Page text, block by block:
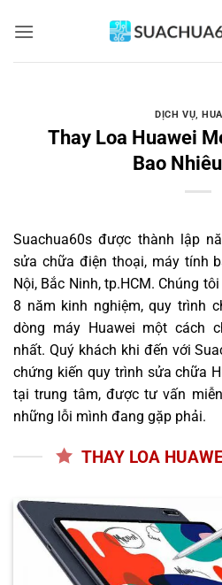
qua
DỊCH VỤ,
Thay Loa Huawei
Bao
Suachua60s được thành lập
sửa chữa điện thoại, máy tính
Nội, Bắc Ninh, tp.HCM. Chúng
8 năm kinh nghiệm, quy trình
dòng máy Huawei một cách
nhất. Quý khách khi đến với
chứng kiến quy trình sửa chữa
tại trung tâm, được tư vấn
những lỗi mình đang gặp phải.
THAY LOA